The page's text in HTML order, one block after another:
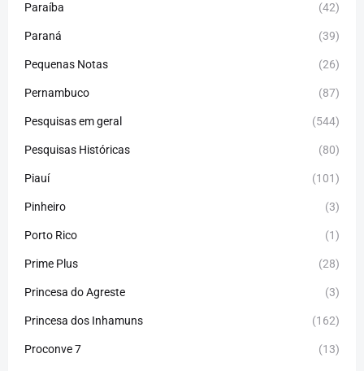
Paraíba (42)
Paraná (39)
Pequenas Notas (26)
Pernambuco (87)
Pesquisas em geral (544)
Pesquisas Históricas (80)
Piauí (101)
Pinheiro (3)
Porto Rico (1)
Prime Plus (28)
Princesa do Agreste (3)
Princesa dos Inhamuns (162)
Proconve 7 (13)